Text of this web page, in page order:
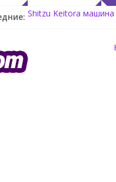
Shitzu Keitora
GTA Online: Rockstar
Летнее обновление